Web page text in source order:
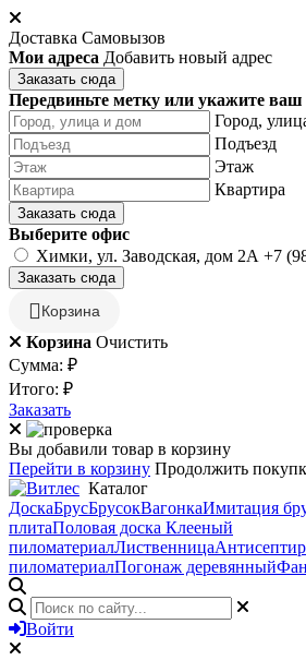
Доставка Самовызов
Мои адреса Добавить новый адрес
Заказать сюда
Передвиньте метку или укажите ваш
Город,
Подъезд
Этаж
Квартира
Заказать сюда
Выберите офис
Химки, ул. Заводская, дом 2А +7
Заказать сюда
Корзина
Корзина Очистить
Сумма: ₽
Итого: ₽
Заказать
Вы добавили товар в корзину
Перейти в корзину Продолжить
Каталог
ДоскаБрусБрусокВагонкаИмитация
плитаПоловая доска Клееный
пиломатериалЛиственница
пиломатериалПогонаж деревянный
Войти